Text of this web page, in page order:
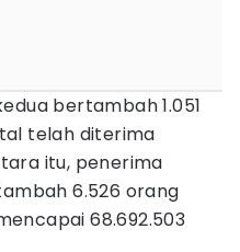
bertambah 1.051
telah diterima
itu, penerima
6.526 orang
68.692.503